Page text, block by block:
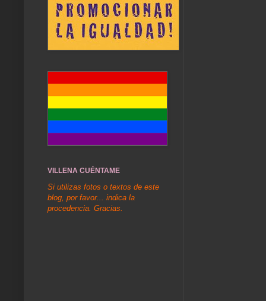
VILLENA CUÉNTAME
Si utilizas fotos o textos de este
blog, por favor... indica la
procedencia. Gracias.